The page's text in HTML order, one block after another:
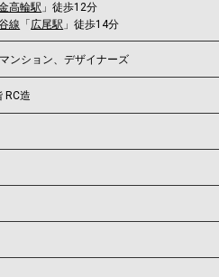
高輪駅 」徒歩12分
線 「 広尾駅 」徒歩14分
ンション、デザイナーズ
RC造